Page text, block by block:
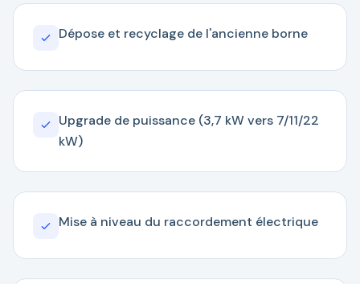
Dépose et recyclage de l'ancienne borne
Upgrade de puissance (3,7 kW vers 7/11/22
kW)
Mise à niveau du raccordement électrique